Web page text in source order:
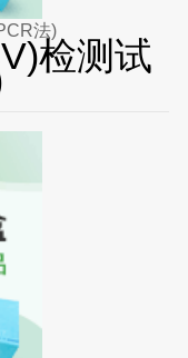
法)
检测试